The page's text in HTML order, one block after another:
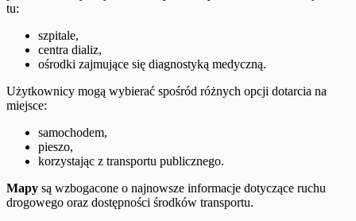
tu:
szpitale,
centra dializ,
ośrodki zajmujące się diagnostyką medyczną.
Użytkownicy mogą wybierać spośród różnych opcji dotarcia na
miejsce:
samochodem,
pieszo,
korzystając z transportu publicznego.
Mapy są wzbogacone o najnowsze informacje dotyczące ruchu
drogowego oraz dostępności środków transportu.